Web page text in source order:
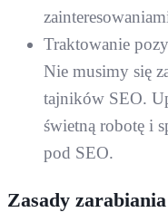
Traktowanie
Nie musimy się
tajników SEO.
świetną robotę i
pod SEO.
Zasady